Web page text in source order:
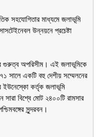
সহযোগিতার মাধ্যমে জলাভূমি
উন্নয়নে প্রচেষ্টা
গুরুত্ব অপরিসীম। এই জলাভূমিকে
সালে একটি বহু দেশীয় সম্মেলনের
ইউনেস্কো কর্তৃক জলাভূমি
সারা বিশ্বে মোট ২৪০০টি রামসার
সুন্দরবন।